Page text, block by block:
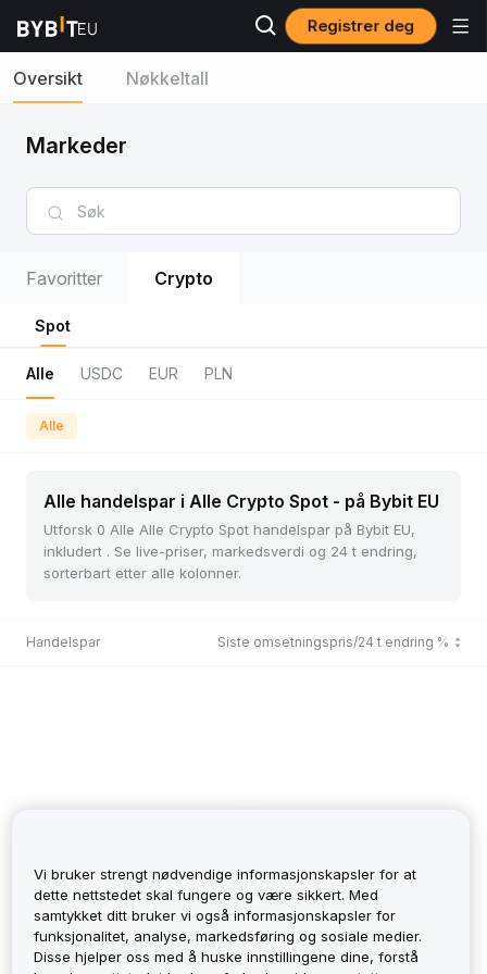
Registrer deg
Oversikt Nøkkeltall
Markeder
Favoritter Crypto
Spot
Alle USDC EUR PLN
Alle
Alle handelspar i Alle Crypto Spot - på Bybit EU
Utforsk 0 Alle Alle Crypto Spot handelspar på Bybit EU,
inkludert . Se live-priser, markedsverdi og 24 t endring,
sorterbart etter alle kolonner.
Handelspar Siste omsetningspris/24 t endring %
No Records
Vi bruker strengt nødvendige informasjonskapsler for at
dette nettstedet skal fungere og være sikkert. Med
samtykket ditt bruker vi også informasjonskapsler for
funksjonalitet, analyse, markedsføring og sosiale medier.
Disse hjelper oss med å huske innstillingene dine, forstå